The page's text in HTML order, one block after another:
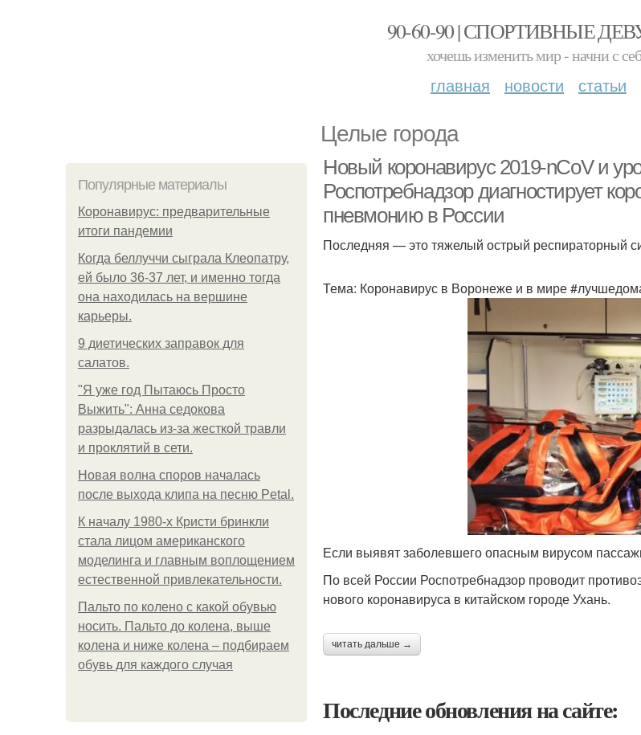
90-60-90 | СПОРТИВНЫЕ
хочешь изменить мир - начни с
главная новости статьи
Целые города
Популярные материалы
Коронавирус: предварительные
итоги пандемии
Когда беллуччи сыграла Клеопатру,
ей было 36-37 лет, и именно тогда
она находилась на вершине
карьеры.
9 диетических заправок для
салатов.
"Я уже год Пытаюсь Просто
Выжить": Анна седокова
разрыдалась из-за жесткой травли
и проклятий в сети.
Новая волна споров началась
после выхода клипа на песню Petal.
К началу 1980-х Кристи бринкли
стала лицом американского
моделинга и главным воплощением
естественной привлекательности.
Пальто по колено с какой обувью
носить. Пальто до колена, выше
колена и ниже колена – подбираем
обувь для каждого случая
Новый коронавирус 2019-nCoV и
Роспотребнадзор диагностирует
пневмонию в России
Последняя — это тяжелый острый респираторный
Тема: Коронавирус в Воронеже и в мире
Если выявят заболевшего опасным вирусом
По всей России Роспотребнадзор проводит
нового коронавируса в китайском городе Ухань.
читать дальше →
Последние обновления на сайте: